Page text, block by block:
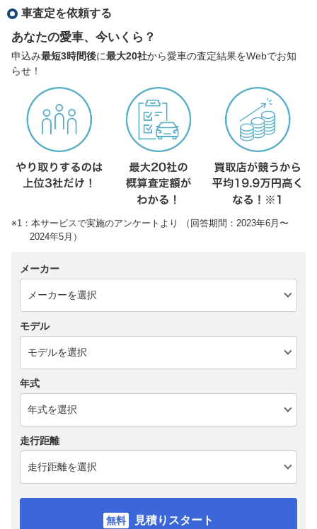
車査定を依頼する
あなたの愛車、今いくら？
申込み最短3時間後に最大20社から愛車の査定結果をWebでお知
らせ！
※1：本サービスで実施のアンケートより （回答期間：2023年6月〜
2024年5月）
メーカー
モデル
年式
走行距離
見積りスタート